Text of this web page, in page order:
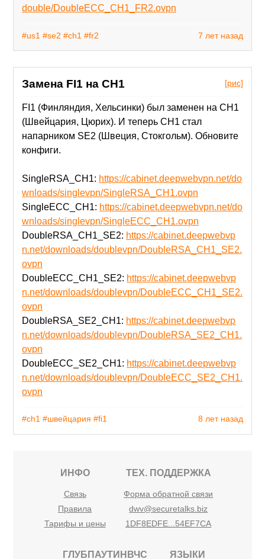
double/DoubleECC_CH1_FR2.ovpn
7 лет назад
#us1 #se2 #ch1 #fr2
[рис]
Замена FI1 на CH1
FI1 (Финляндия, Хельсинки) был заменен на CH1
(Швейцария, Цюрих). И теперь CH1 стал
напарником SE2 (Швеция, Стокгольм). Обновите
конфиги.
SingleRSA_CH1: https://cabinet.deepwebvpn.net/do
wnloads/singlevpn/SingleRSA_CH1.ovpn
SingleECC_CH1: https://cabinet.deepwebvpn.net/do
wnloads/singlevpn/SingleECC_CH1.ovpn
DoubleRSA_CH1_SE2: https://cabinet.deepwebvp
n.net/downloads/doublevpn/DoubleRSA_CH1_SE2.
ovpn
DoubleECC_CH1_SE2: https://cabinet.deepwebvp
n.net/downloads/doublevpn/DoubleECC_CH1_SE2.
ovpn
DoubleRSA_SE2_CH1: https://cabinet.deepwebvp
n.net/downloads/doublevpn/DoubleRSA_SE2_CH1.
ovpn
DoubleECC_SE2_CH1: https://cabinet.deepwebvp
n.net/downloads/doublevpn/DoubleECC_SE2_CH1.
ovpn
8 лет назад
#ch1 #швейцария #fi1
ИНФО
Связь
Правила
Тарифы и цены
ТЕХ. ПОДДЕРЖКА
Форма обратной связи
dwv@securetalks.biz
1DF8EDFE...54EF7CA
ГЛУБПАУТИНВЧС ЯЗЫКИ